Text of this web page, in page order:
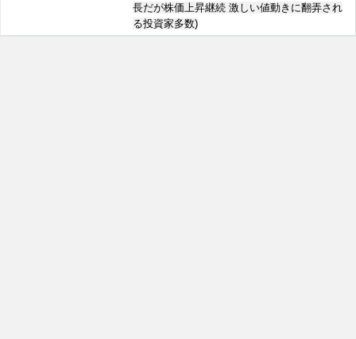
長だが株価上昇継続 激しい値動きに翻弄され
る投資家多数)